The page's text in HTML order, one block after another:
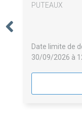
PUTEAUX
Date limite de
30/09/2026 à